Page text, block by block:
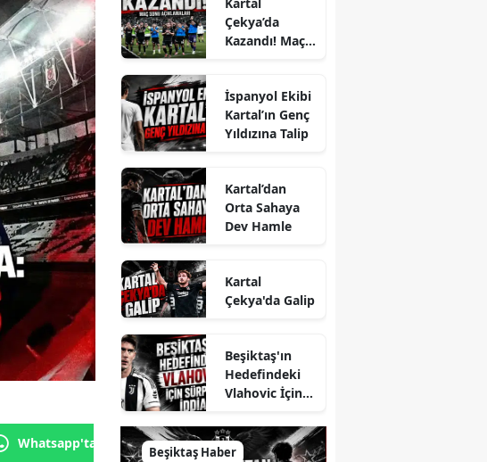
Whatsapp'tan Gönder
Çekya’da
Kazandı! Maç
İspanyol Ekibi
Kartal’ın Genç
Yıldızına Talip
Kartal’dan
Orta Sahaya
Dev Hamle
Kartal
Çekya'da Galip
Beşiktaş'ın
Hedefindeki
Vlahovic İçin
Beşiktaş Haber